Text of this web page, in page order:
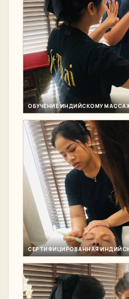
ОБУЧЕНИЕ ИНДИЙСКОМУ
СЕРТИФИЦИРОВАННАЯ